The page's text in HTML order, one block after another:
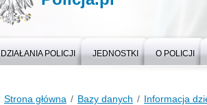
DZIAŁANIA POLICJI JEDNOSTKI O POLICJI
Strona główna Bazy danych Informacja